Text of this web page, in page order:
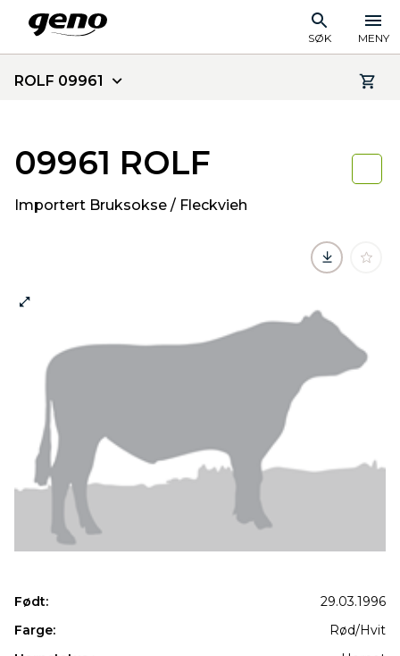
SØK MENY
ROLF 09961
09961 ROLF
Importert Bruksokse / Fleckvieh
Født:
29.03.1996
Farge:
Rød/Hvit